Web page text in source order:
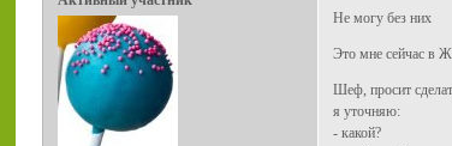
Не могу без них
Это мне сейчас в
Шеф, просит
я уточняю:
- какой?